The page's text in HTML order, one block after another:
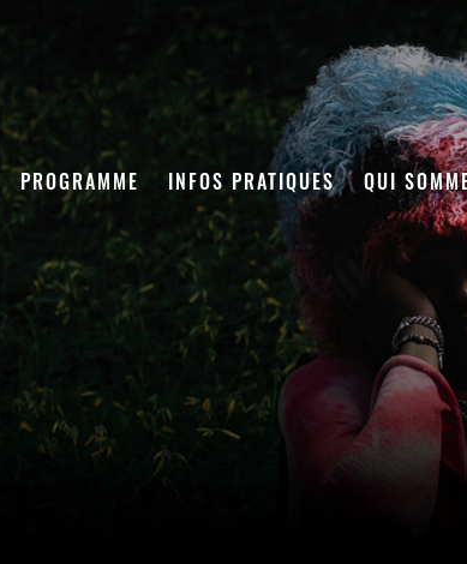
PROGRAMME INFOS PRATIQUES QUI